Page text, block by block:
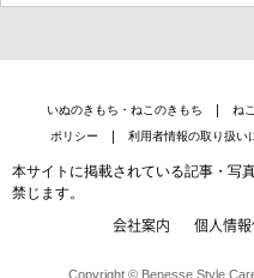
いぬのきもち・ねこのきもち ね
ポリシー
利用者情報の取り扱い
本サイトに掲載されている記事・写
禁じます。
会社案内 個人情
Copyright © Benesse Style